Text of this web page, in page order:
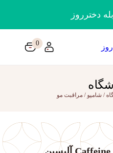
دخترروز
0
/ شامپو / مراقبت مو